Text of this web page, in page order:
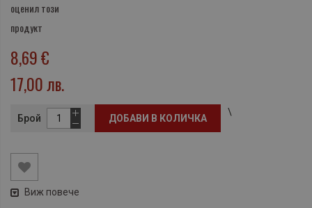
оценил този
продукт
8,69 €
17,00 лв.
Брой ДОБАВИ В КОЛИЧКА
\
Виж повече